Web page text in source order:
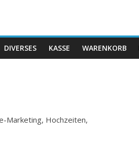
DIVERSES KASSE WARENKORB
Marketing, Hochzeiten,